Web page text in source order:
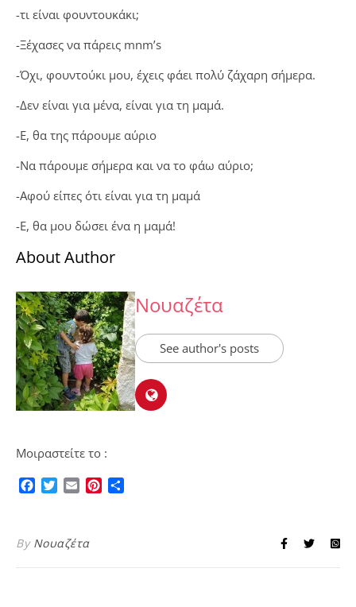
-τι είναι φουντουκάκι;
-Ξέχασες να πάρεις mnm’s
-Όχι, φουντούκι μου, έχεις φάει πολύ ζάχαρη σήμερα.
-Δεν είναι για μένα, είναι για τη μαμά.
-Ε, θα της πάρουμε αύριο
-Να πάρουμε σήμερα και να το φάω αύριο;
-Αφού είπες ότι είναι για τη μαμά
-Ε, θα μου δώσει ένα η μαμά!
About Author
Νουαζέτα
See author's posts
Μοιραστείτε το :
Facebook
TwitterEmailPinterest
By Νουαζέτα